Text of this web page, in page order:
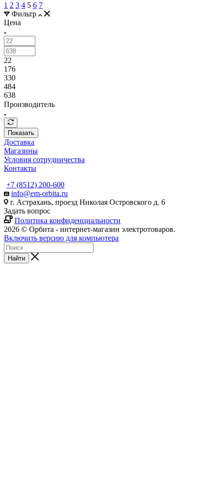
1 2 3 4 5 6 7
Фильтр
Цена
22
176
330
484
638
Производитель
Показать
Доставка
Магазины
Условия сотрудничества
Контакты
+7 (8512) 200-600
info@em-orbita.ru
г. Астрахань, проезд Николая Островского д. 6
Задать вопрос
Политика конфиденциальности
2026 © Орбита - интернет-магазин электротоваров.
Включить версию для компьютера
Найти